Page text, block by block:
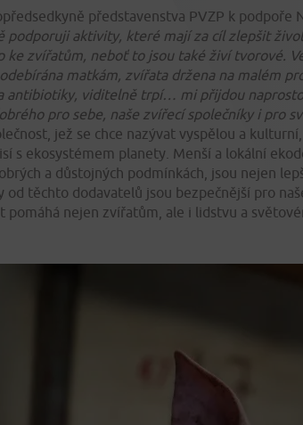
představenstva PVZP k podpoře
podporuji aktivity, které majíza cíl zlepšit
ke zvířatům, neboť to jsou také živí tvorové.
matkám, zvířata držena na malém
antibiotiky, viditelně trpí… mi přijdou
ého pro sebe, naše zvířecí společníky i pro
jež se chce nazývat vyspělou a
s ekosystémem planety. Menší a lokální
a důstojných podmínkách, jsou nejen
od těchto dodavatelů jsou bezpečnější pro
pomáhá nejen zvířatům, ale i lidstvu a